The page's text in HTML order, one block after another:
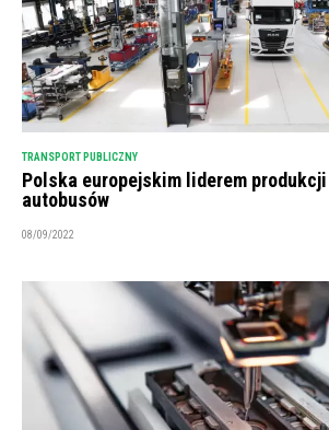
TRANSPORT PUBLICZNY
Polska europejskim liderem
autobusów
08/09/2022